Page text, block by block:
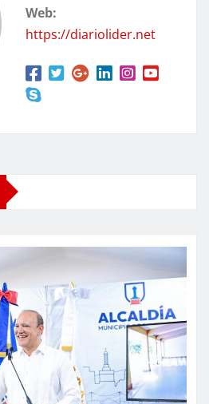
Web:
https://diariolider.net